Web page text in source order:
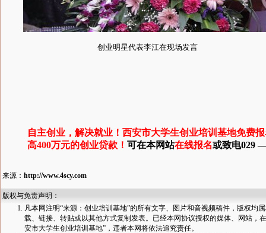
创业明星代表李江在现场发言
自主创业，解决就业！西安市大学生创业培训基地免费
高400万元的创业贷款！ 可在本网站在线报名或致电029 —
来源： http://www.4scy.com
版权与免责声明：
凡本网注明“来源：创业培训基地”的所有文字、图片和音视频稿件，版权均
载、链接、转贴或以其他方式复制发表。已经本网协议授权的媒体、网站，
安市大学生创业培训基地”，违者本网将依法追究责任。